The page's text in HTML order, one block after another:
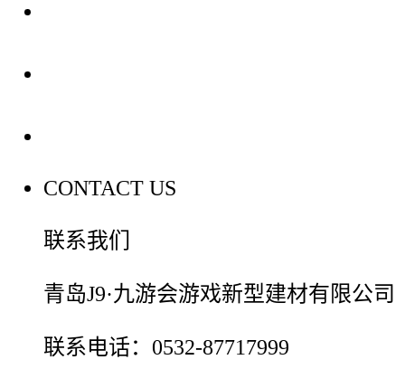
CONTACT US
联系我们
青岛J9·九游会游戏新型建材有限公司
联系电话：0532-87717999